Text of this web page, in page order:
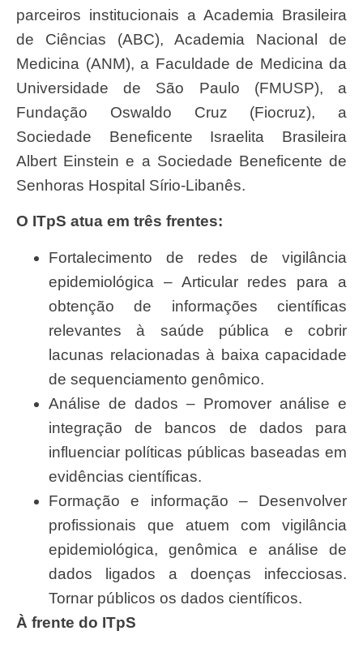
parceiros institucionais a Academia Brasileira
de Ciências (ABC), Academia Nacional de
Medicina (ANM), a Faculdade de Medicina da
Universidade de São Paulo (FMUSP), a
Fundação Oswaldo Cruz (Fiocruz), a
Sociedade Beneficente Israelita Brasileira
Albert Einstein e a Sociedade Beneficente de
Senhoras Hospital Sírio-Libanês.
O ITpS atua em três frentes:
Fortalecimento de redes de vigilância
epidemiológica – Articular redes para a
obtenção de informações científicas
relevantes à saúde pública e cobrir
lacunas relacionadas à baixa capacidade
de sequenciamento genômico.
Análise de dados – Promover análise e
integração de bancos de dados para
influenciar políticas públicas baseadas em
evidências científicas.
Formação e informação – Desenvolver
profissionais que atuem com vigilância
epidemiológica, genômica e análise de
dados ligados a doenças infecciosas.
Tornar públicos os dados científicos.
À frente do ITpS